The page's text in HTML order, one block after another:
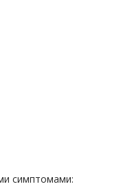
симптомами: